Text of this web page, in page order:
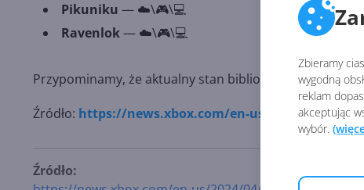
Zbieramy
wygodną
reklam
akceptując
wybór.
Pikuniku — ☁️\🎮\💻
Ravenlok— ☁️\🎮\💻
Przypominamy, że aktualny stan biblioteki możecie
Źródło: https://news.xbox.com/en-us/2024/04/16/
Źródło: